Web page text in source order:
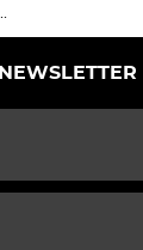
NEWSLETTER